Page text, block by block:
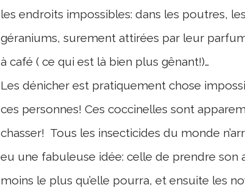
les endroits impossibles: dans les poutres,
géraniums, surement attirées par leur
à café ( ce qui est là bien plus gênant!)…
Les dénicher est pratiquement chose
ces personnes! Ces coccinelles sont
chasser! Tous les insecticides du monde
eu une fabuleuse idée: celle de prendre
moins le plus qu’elle pourra, et ensuite les